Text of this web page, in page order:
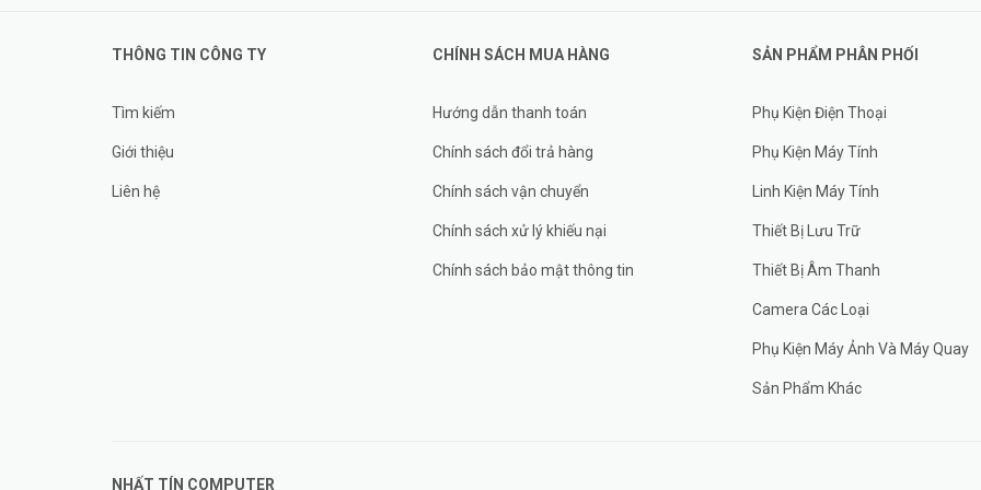
THÔNG TIN CÔNG TY
Tìm kiếm
Giới thiệu
Liên hệ
CHÍNH SÁCH MUA HÀNG
Hướng dẫn thanh toán
Chính sách đổi trả hàng
Chính sách vận chuyển
Chính sách xử lý khiếu nại
Chính sách bảo mật thông tin
SẢN PHẨM PHÂN PHỐI
Phụ Kiện Điện Thoại
Phụ Kiện Máy Tính
Linh Kiện Máy Tính
Thiết Bị Lưu Trữ
Thiết Bị Âm Thanh
Camera Các Loại
Phụ Kiện Máy Ảnh Và Máy Quay
Sản Phẩm Khác
NHẤT TÍN COMPUTER